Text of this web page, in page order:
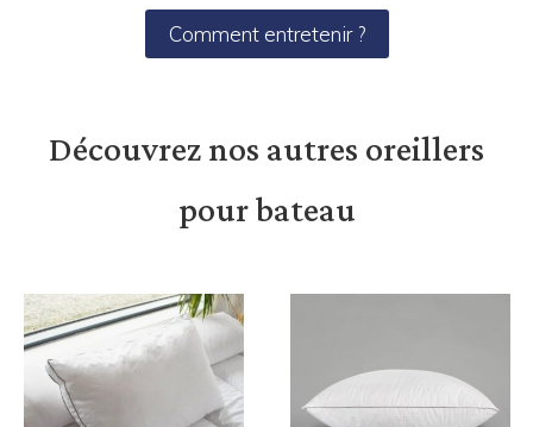
Comment entretenir ?
Découvrez nos autres oreillers
pour bateau